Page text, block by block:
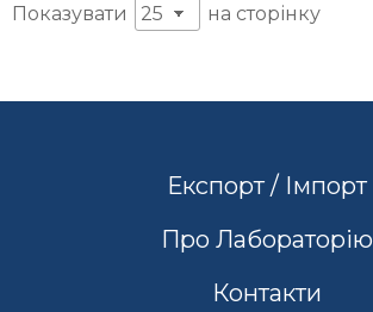
Показувати на сторінку
Експорт / Імпорт
Про Лабораторію
Контакти